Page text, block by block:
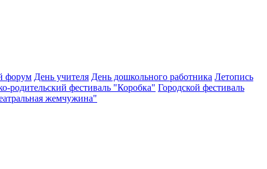
форум День учителя День дошкольного работника Летопись
родительский фестиваль "Коробка" Городской фестиваль
жемчужина"